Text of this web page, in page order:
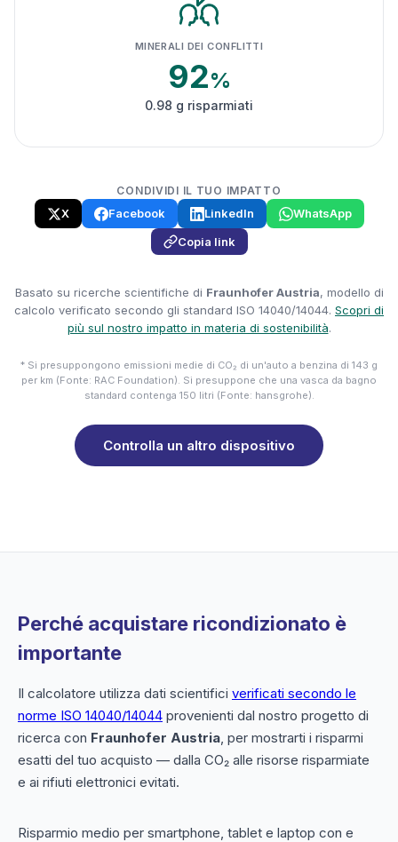
MINERALI DEI CONFLITTI
92%
0.98 g risparmiati
CONDIVIDI IL TUO IMPATTO
X Facebook LinkedIn
WhatsApp
Copia link
Basato su ricerche scientifiche di Fraunhofer Austria, modello di
calcolo verificato secondo gli standard ISO 14040/14044. Scopri di
più sul nostro impatto in materia di sostenibilità.
* Si presuppongono emissioni medie di CO₂ di un'auto a benzina di 143 g
per km (Fonte: RAC Foundation). Si presuppone che una vasca da bagno
standard contenga 150 litri (Fonte: hansgrohe).
Controlla un altro dispositivo
Perché acquistare ricondizionato è
importante
Il calcolatore utilizza dati scientifici verificati secondo le
norme ISO 14040/14044 provenienti dal nostro progetto di
ricerca con Fraunhofer Austria, per mostrarti i risparmi
esatti del tuo acquisto — dalla CO₂ alle risorse risparmiate
e ai rifiuti elettronici evitati.
Risparmio medio per smartphone, tablet e laptop con e